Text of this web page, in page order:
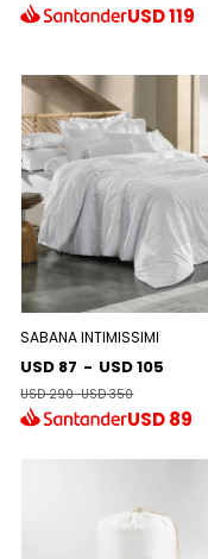
USD119
SABANA INTIMISSIMI
USD 87 - USD 105
USD 290-USD 350
USD89